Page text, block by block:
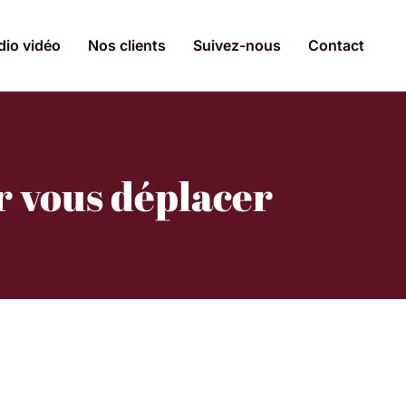
vidéo Nos clients Suivez-nous Contact
vous déplacer